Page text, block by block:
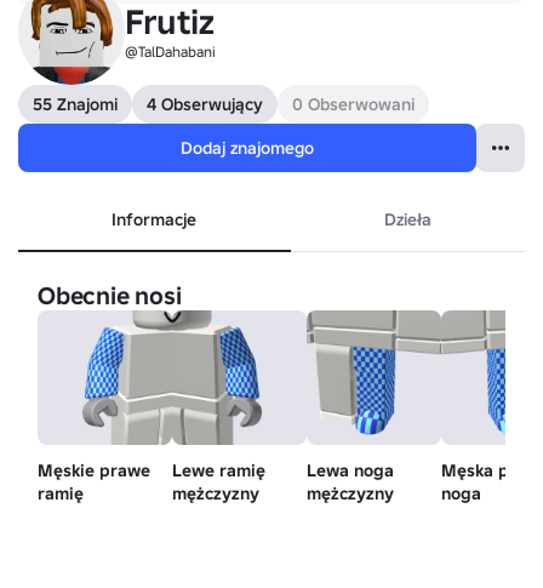
Frutiz
@TalDahabani
55 Znajomi 4 Obserwujący
0 Obserwowani
Dodaj znajomego
Informacje Dzieła
Obecnie nosi
Męskie prawe
ramię
Lewe ramię
mężczyzny
Lewa noga
mężczyzny
Męska
noga